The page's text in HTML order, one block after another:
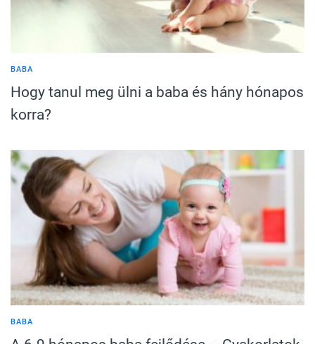
BABA
Hogy tanul meg ülni a baba és hány hónapos
korra?
BABA